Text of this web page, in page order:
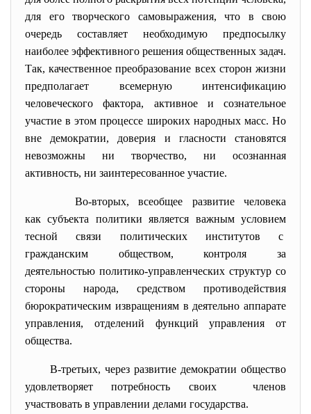
для его творческого самовыражения, что в свою
очередь составляет необходимую предпосылку
наиболее эффективного решения общественных задач.
Так, качественное преобразование всех сторон жизни
предполагает всемерную интенсификацию
человеческого фактора, активное и сознательное
участие в этом процессе широких народных масс. Но
вне демократии, доверия и гласности становятся
невозможны ни творчество, ни осознанная
активность, ни заинтересованное участие.
Во-вторых, всеобщее развитие человека
как субъекта политики является важным условием
тесной связи политических институтов с
гражданским обществом, контроля за
деятельностью политико-управленческих структур со
стороны народа, средством противодействия
бюрократическим извращениям в деятельно аппарате
управления, отделений функций управления от
общества.
В-третьих, через развитие демократии общество
удовлетворяет потребность своих членов
участвовать в управлении делами государства.